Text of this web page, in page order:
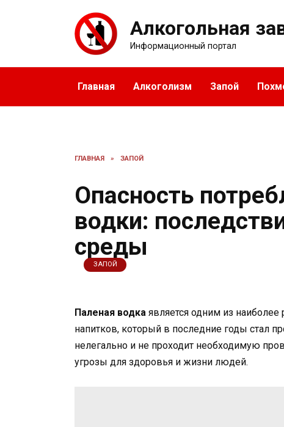
Алкогольная
Информационный портал
Главная Алкоголизм Запой
ГЛАВНАЯ » ЗАПОЙ
Опасность
водки:
среды
ЗАПОЙ
Паленая водка является одним из
напитков, который в последние годы стал
нелегально и не проходит необходимую
угрозы для здоровья и жизни людей.